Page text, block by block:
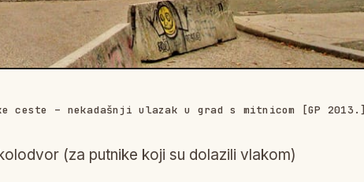
ceste – nekadašnji ulazak u grad s mitnicom [GP 2013.]
(za putnike koji su dolazili vlakom)